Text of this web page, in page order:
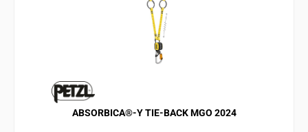
ABSORBICA®-Y TIE-BACK MGO 2024